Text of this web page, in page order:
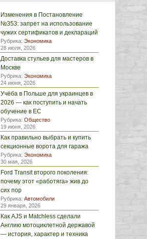
Изменения в Постановление
№353: запрет на использование
чужих сертификатов и деклараций
Рубрика: Экономика
28 июля, 2026
Доставка стульев для мастеров в
Москве
Рубрика: Экономика
24 июня, 2026
Учёба в Польше для украинцев в
2026 — как поступить и начать
обучение в ЕС
Рубрика: Общество
19 июня, 2026
Как правильно выбрать и купить
секционные ворота для гаража
Рубрика: Экономика
30 мая, 2026
Ford Transit второго поколения:
почему этот «работяга» жив до
сих пор
Рубрика: Автомобили
29 января, 2026
Как AJS и Matchless сделали
Англию мотоциклетной державой
— история, характер и техника